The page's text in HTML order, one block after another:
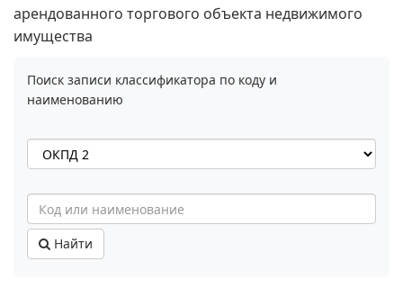
арендованного торгового объекта недвижимого
имущества
Поиск записи классификатора по коду и
наименованию
Найти